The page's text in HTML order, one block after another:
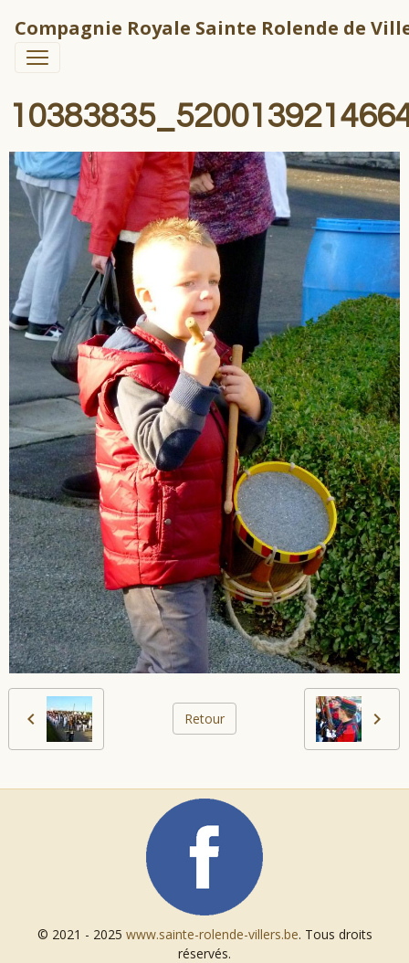
Compagnie Royale Sainte Rolende de
Retour
© 2021 - 2025 www.sainte-rolende-villers.be. Tous droits
réservés.